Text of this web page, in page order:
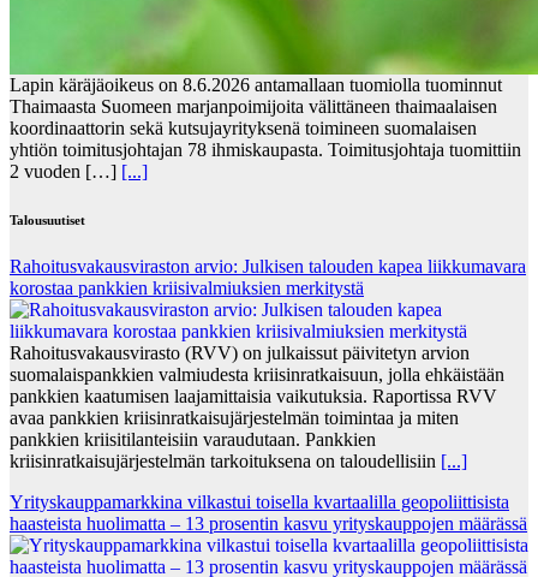
Lapin käräjäoikeus on 8.6.2026 antamallaan tuomiolla tuominnut
Thaimaasta Suomeen marjanpoimijoita välittäneen thaimaalaisen
koordinaattorin sekä kutsujayrityksenä toimineen suomalaisen
yhtiön toimitusjohtajan 78 ihmiskaupasta. Toimitusjohtaja tuomittiin
2 vuoden […] [...]
Talousuutiset
Rahoitusvakausviraston arvio: Julkisen talouden kapea liikkumavara
korostaa pankkien kriisivalmiuksien merkitystä
Rahoitusvakausvirasto (RVV) on julkaissut päivitetyn arvion
suomalaispankkien valmiudesta kriisinratkaisuun, jolla ehkäistään
pankkien kaatumisen laajamittaisia vaikutuksia. Raportissa RVV
avaa pankkien kriisinratkaisujärjestelmän toimintaa ja miten
pankkien kriisitilanteisiin varaudutaan. Pankkien
kriisinratkaisujärjestelmän tarkoituksena on taloudellisiin [...]
Yrityskauppamarkkina vilkastui toisella kvartaalilla geopoliittisista
haasteista huolimatta – 13 prosentin kasvu yrityskauppojen määrässä